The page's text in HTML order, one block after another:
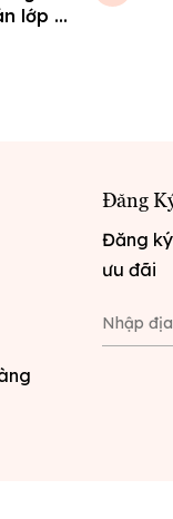
lớp 2
kỳ
Đăng
Đăng
ưu đãi